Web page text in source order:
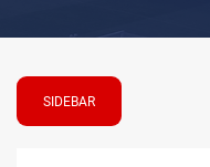
SIDEBAR